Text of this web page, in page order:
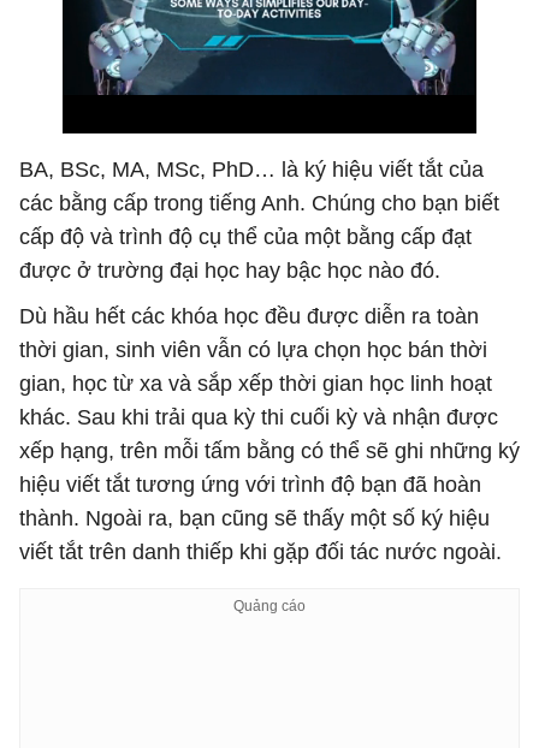
BA, BSc, MA, MSc, PhD… là ký hiệu viết tắt của
các bằng cấp trong tiếng Anh. Chúng cho bạn biết
cấp độ và trình độ cụ thể của một bằng cấp đạt
được ở trường đại học hay bậc học nào đó.
Dù hầu hết các khóa học đều được diễn ra toàn
thời gian, sinh viên vẫn có lựa chọn học bán thời
gian, học từ xa và sắp xếp thời gian học linh hoạt
khác. Sau khi trải qua kỳ thi cuối kỳ và nhận được
xếp hạng, trên mỗi tấm bằng có thể sẽ ghi những ký
hiệu viết tắt tương ứng với trình độ bạn đã hoàn
thành. Ngoài ra, bạn cũng sẽ thấy một số ký hiệu
viết tắt trên danh thiếp khi gặp đối tác nước ngoài.